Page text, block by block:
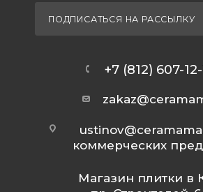
ПОДПИСАТЬСЯ НА РАССЫЛКУ
+7 (812) 607-
коммерческих
Магазин плитки в